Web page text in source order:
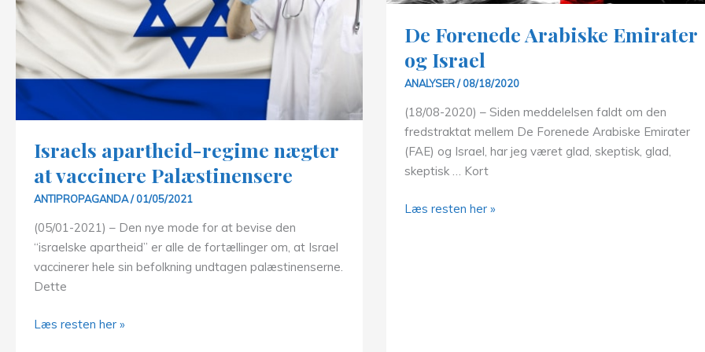
Israels apartheid-regime nægter
at vaccinere Palæstinensere
ANTIPROPAGANDA/01/05/2021
(05/01-2021) – Den nye mode for at bevise den
“israelske apartheid” er alle de fortællinger om, at Israel
vaccinerer hele sin befolkning undtagen palæstinenserne.
Dette
Israels
Læs resten her »
De Forenede Arabiske Emirater
og Israel
ANALYSER/08/18/2020
(18/08-2020) – Siden meddelelsen faldt om den
fredstraktat mellem De Forenede Arabiske Emirater
(FAE) og Israel, har jeg været glad, skeptisk, glad,
skeptisk … Kort
De
Læs resten her »